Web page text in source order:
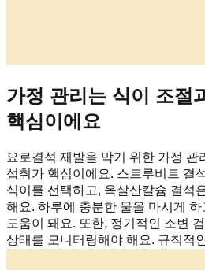
가정 관리는 식이 조절
핵심이에요
요로결석 재발을 막기 위한 가정 관
섭취가 핵심이에요. 스트루비트 결
식이를 선택하고, 옥살산칼슘 결석
해요. 하루에 충분한 물을 마시게
도움이 돼요. 또한, 정기적인 소변
상태를 모니터링해야 해요. 규칙적